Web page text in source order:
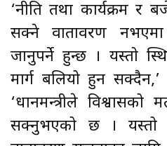
‘नीति तथा कार्यक्रम र
सक्ने वातावरण नभएमा
जानुपर्ने हुन्छ । यस्तो
मार्ग बलियो हुन
‘प्रधानमन्त्रीले
सक्नुभएको छ । यस्तो